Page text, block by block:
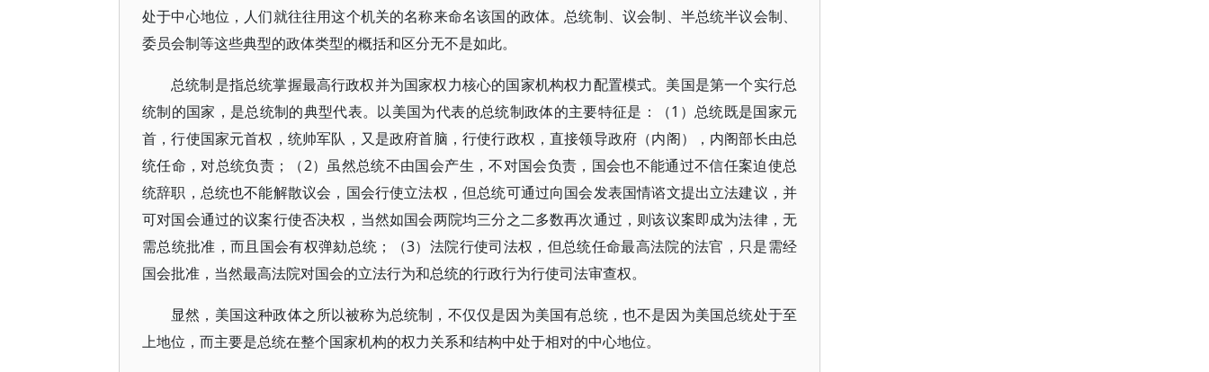
处于中心地位，人们就往往用这个机关的名称来命名该国的政体。总统制、议会制、半总统半议会制、
委员会制等这些典型的政体类型的概括和区分无不是如此。
总统制是指总统掌握最高行政权并为国家权力核心的国家机构权力配置模式。美国是第一个实行总
统制的国家，是总统制的典型代表。以美国为代表的总统制政体的主要特征是：（1）总统既是国家元
首，行使国家元首权，统帅军队，又是政府首脑，行使行政权，直接领导政府（内阁），内阁部长由总
统任命，对总统负责；（2）虽然总统不由国会产生，不对国会负责，国会也不能通过不信任案迫使总
统辞职，总统也不能解散议会，国会行使立法权，但总统可通过向国会发表国情谘文提出立法建议，并
可对国会通过的议案行使否决权，当然如国会两院均三分之二多数再次通过，则该议案即成为法律，无
需总统批准，而且国会有权弹劾总统；（3）法院行使司法权，但总统任命最高法院的法官，只是需经
国会批准，当然最高法院对国会的立法行为和总统的行政行为行使司法审查权。
显然，美国这种政体之所以被称为总统制，不仅仅是因为美国有总统，也不是因为美国总统处于至
上地位，而主要是总统在整个国家机构的权力关系和结构中处于相对的中心地位。